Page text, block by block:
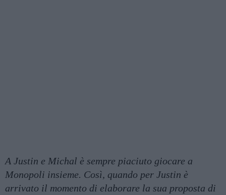
A Justin e Michal è sempre piaciuto giocare a
Monopoli insieme. Così, quando per Justin è
arrivato il momento di elaborare la sua proposta di